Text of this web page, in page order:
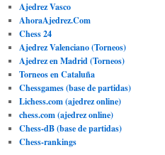
Ajedrez Vasco
AhoraAjedrez.Com
Chess 24
Ajedrez Valenciano (Torneos)
Ajedrez en Madrid (Torneos)
Torneos en Cataluña
Chessgames (base de partidas)
Lichess.com (ajedrez online)
chess.com (ajedrez online)
Chess-dB (base de partidas)
Chess-rankings